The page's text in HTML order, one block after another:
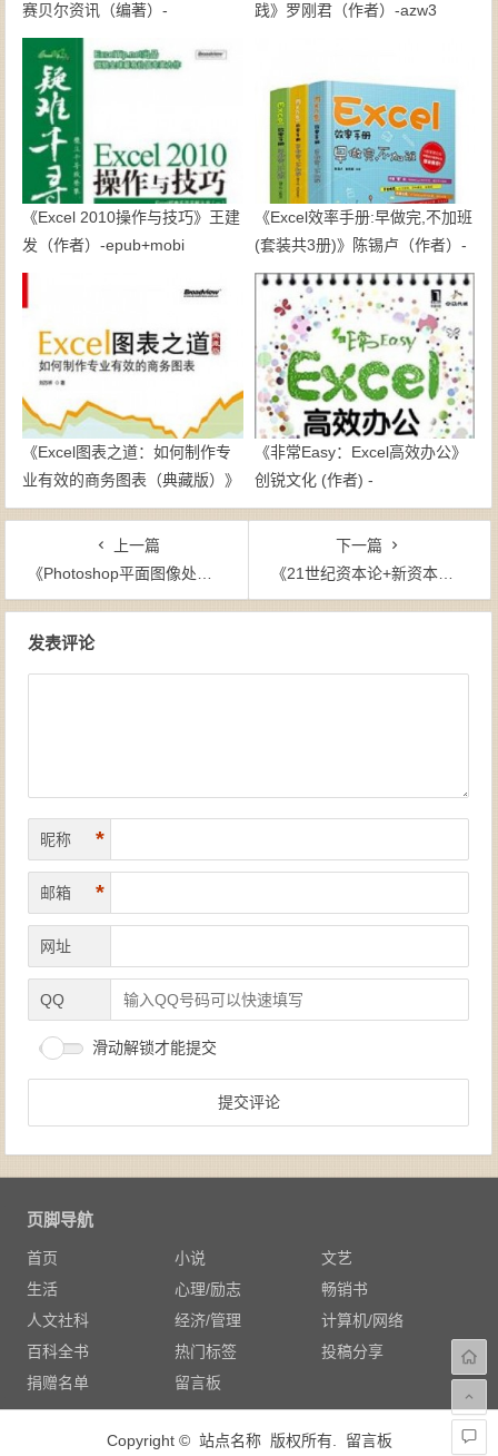
赛贝尔资讯（编著）-
epub+mobi+azw3
践》罗刚君（作者）-azw3
《Excel 2010操作与技巧》王建
发（作者）-epub+mobi
《Excel效率手册:早做完,不加班
(套装共3册)》陈锡卢（作者）-
epub+mobi+azw3
《Excel图表之道：如何制作专
业有效的商务图表（典藏版）》
刘万祥（作者）-
epub+mobi+azw3
《非常Easy：Excel高效办公》
创锐文化 (作者) -
epub+mobi+azw3
上一篇
《Photoshop平面图像处理实例教程》-epub+mobi+azw3
下一篇
《21世纪资本论+新资本论（套装共2册）》[法] 托马斯·皮凯蒂（作者）-epub+mobi+azw3
发表评论
昵称 *
邮箱 *
网址
QQ
滑动解锁才能提交
页脚导航
首页 小说
文艺
生活
心理/励志
畅销书
人文社科
经济/管理
计算机/网络
百科全书
热门标签
投稿分享
捐赠名单
留言板
Copyright © 站点名称 版权所有. 留言板